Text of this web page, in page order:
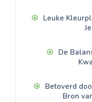
Leuke
De
Betoverd
Bron